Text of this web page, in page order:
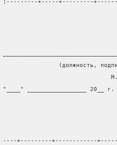
¦---------+-----+---------
(должность,
"____" _________________ 20__ г.
----+---------+------------